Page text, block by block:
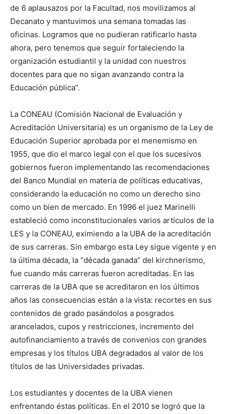
de 6 aplausazos por la Facultad, nos movilizamos al
Decanato y mantuvimos una semana tomadas las
oficinas. Logramos que no pudieran ratificarlo hasta
ahora, pero tenemos que seguir fortaleciendo la
organización estudiantil y la unidad con nuestros
docentes para que no sigan avanzando contra la
Educación pública”.
La CONEAU (Comisión Nacional de Evaluación y
Acreditación Universitaria) es un organismo de la Ley de
Educación Superior aprobada por el menemismo en
1955, que dio el marco legal con el que los sucesivos
gobiernos fueron implementando las recomendaciones
del Banco Mundial en materia de políticas educativas,
considerando la educación no como un derecho sino
como un bien de mercado. En 1996 el juez Marinelli
estableció como inconstitucionales varios artículos de la
LES y la CONEAU, eximiendo a la UBA de la acreditación
de sus carreras. Sin embargo esta Ley sigue vigente y en
la última década, la “década ganada” del kirchnerismo,
fue cuando más carreras fueron acreditadas. En las
carreras de la UBA que se acreditaron en los últimos
años las consecuencias están a la vista: recortes en sus
contenidos de grado pasándolos a posgrados
arancelados, cupos y restricciones, incremento del
autofinanciamiento a través de convenios con grandes
empresas y los títulos UBA degradados al valor de los
títulos de las Universidades privadas.
Los estudiantes y docentes de la UBA vienen
enfrentando éstas políticas. En el 2010 se logró que la